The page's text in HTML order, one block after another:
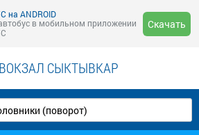
на ANDROID
в мобильном приложении
Скачать
СЫКТЫВКАР